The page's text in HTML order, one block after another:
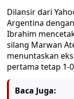
Dilansir dari
Argentina
Ibrahim
silang Marwan
menuntaskan
pertama tetap 1-
Baca Juga: